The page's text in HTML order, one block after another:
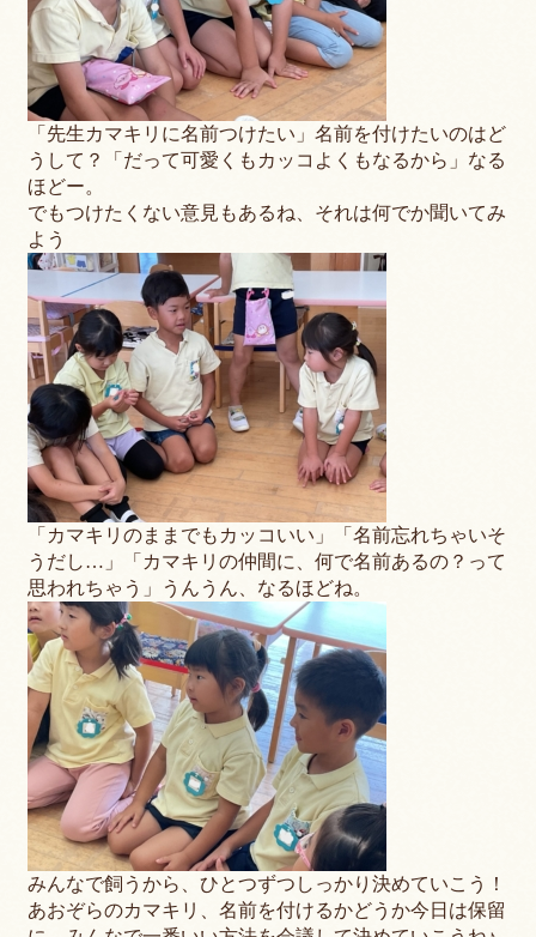
「先生カマキリに名前つけたい」名前を付けたいのはど
うして？「だって可愛くもカッコよくもなるから」なる
ほどー。
でもつけたくない意見もあるね、それは何でか聞いてみ
よう
「カマキリのままでもカッコいい」「名前忘れちゃいそ
うだし…」「カマキリの仲間に、何で名前あるの？って
思われちゃう」うんうん、なるほどね。
みんなで飼うから、ひとつずつしっかり決めていこう！
あおぞらのカマキリ、名前を付けるかどうか今日は保留